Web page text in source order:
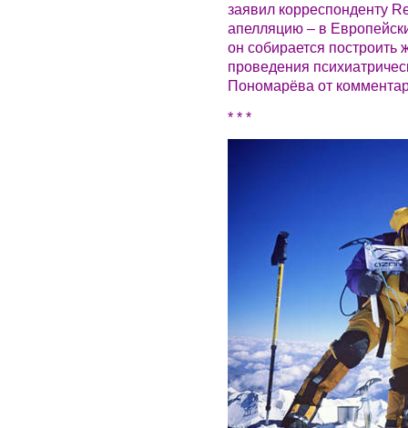
заявил корреспонденту
апелляцию – в
он собирается
проведения
Пономарёва от
* * *